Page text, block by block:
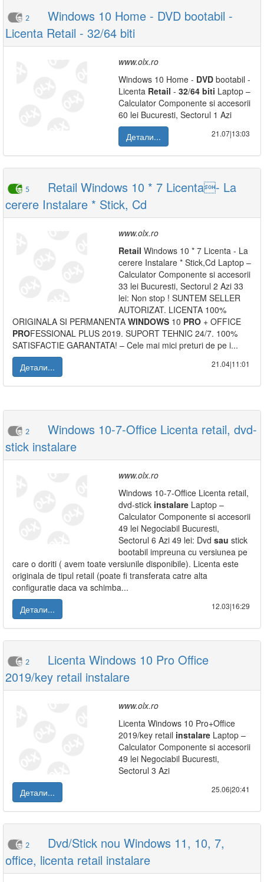
2
Windows 10 Home - DVD bootabil -
Licenta Retail - 32/64 biti
www.olx.ro
Windows 10 Home - DVD bootabil -
Licenta Retail - 32/64 biti Laptop –
Calculator Componente si accesorii
60 lei Bucuresti, Sectorul 1 Azi
Детали...
21.07|13:03
5
Retail Windows 10 * 7 Licenta- La
cerere Instalare * Stick, Cd
www.olx.ro
Retail Windows 10 * 7 Licenta - La
cerere Instalare * Stick,Cd Laptop –
Calculator Componente si accesorii
33 lei Bucuresti, Sectorul 2 Azi 33
lei: Non stop ! SUNTEM SELLER
AUTORIZAT. LICENTA 100%
ORIGINALA SI PERMANENTA WINDOWS 10 PRO + OFFICE
PROFESSIONAL PLUS 2019. SUPORT TEHNIC 24/7. 100%
SATISFACTIE GARANTATA! – Cele mai mici preturi de pe i...
Детали...
21.04|11:01
2
Windows 10-7-Office Licenta retail, dvd-
stick instalare
www.olx.ro
Windows 10-7-Office Licenta retail,
dvd-stick instalare Laptop –
Calculator Componente si accesorii
49 lei Negociabil Bucuresti,
Sectorul 6 Azi 49 lei: Dvd sau stick
bootabil impreuna cu versiunea pe
care o doriti ( avem toate versiunile disponibile). Licenta este
originala de tipul retail (poate fi transferata catre alta
configuratie daca va schimba...
Детали...
12.03|16:29
2
Licenta Windows 10 Pro Office
2019/key retail instalare
www.olx.ro
Licenta Windows 10 Pro+Office
2019/key retail instalare Laptop –
Calculator Componente si accesorii
49 lei Negociabil Bucuresti,
Sectorul 3 Azi
Детали...
25.06|20:41
2
Dvd/Stick nou Windows 11, 10, 7,
office, licenta retail instalare